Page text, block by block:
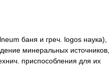
баня и греч. logos наука),
минеральных источников,
приспособления для их